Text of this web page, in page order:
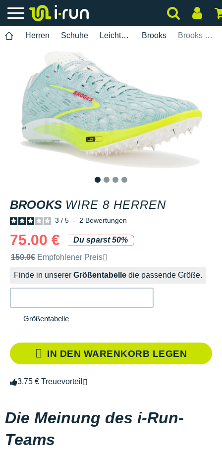
Herren Schuhe Leichtathletik Brooks Brooks Wire 8 Herren
BROOKS WIRE 8 HERREN
3 / 5 - 2 Bewertungen
75.00 €
Du sparst 50%
Unverbindliche Preisempfehlung der Marke
150.0€ Empfohlener Preis
Finde in unserer Größentabelle die passende Größe.
Größentabelle
IN DEN WARENKORB LEGEN
3.75 € Treuevorteil
Die Meinung des i-Run-
Teams